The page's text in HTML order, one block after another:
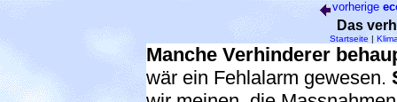
vorherige
Das
Startseite |
Manche Verhinderer
wär ein Fehlalarm gewesen.